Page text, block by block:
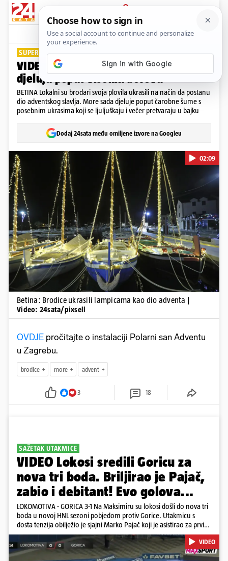
PRIJAVA
Lifestyle Komentari
SUPER IDEJA U BETINI
VIDEO Brodice su ukrasili tako da
djeluju poput visokih borova
BETINA Lokalni su brodari svoja plovila ukrasili na način da postanu
dio adventskog slavlja. More sada djeluje poput čarobne šume s
posebnim ukrasima koji se ljuljuškaju i večer pretvaraju u bajku
Dodaj 24sata među omiljene izvore na Googleu
Pokretanje videa...
02:09
Betina: Brodice ukrasili lampicama kao dio adventa
Video: 24sata/pixsell
OVDJE pročitajte o instalaciji Polarni san Adventu
u Zagrebu.
brodice more advent
3 18
SAŽETAK UTAKMICE
VIDEO Lokosi sredili Goricu za
nova tri boda. Briljirao je Pajač,
zabio i debitant! Evo golova...
LOKOMOTIVA - GORICA 3-1 Na Maksimiru su lokosi došli do nova tri
boda u novoj HNL sezoni pobjedom protiv Gorice. Utakmicu s
dosta tenzija obilježio je sjajni Marko Pajač koji je asistirao za prvi
gol Mariću, a zakuhao drugi kada je Kavelj zabio auto-gol.
Bogojević je smanjio, Gorica je pritiskala i nizala šanse, ali onda
primila kontru pred kraj. Lokosi sele na vrh tablice s Osijekom
VIDEO